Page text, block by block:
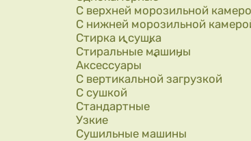
С верхней морозильной
С нижней морозильной
Стирка и сушка
Стиральные машины
Аксессуары
С вертикальной загрузкой
С сушкой
Стандартные
Узкие
Сушильные машины